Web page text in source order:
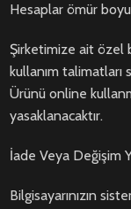
Hesaplar ömür
Şirketimize ait özel
kullanım talimatları
Ürünü online
yasaklanacaktır.
İade Veya Değişim
Bilgisayarınızın